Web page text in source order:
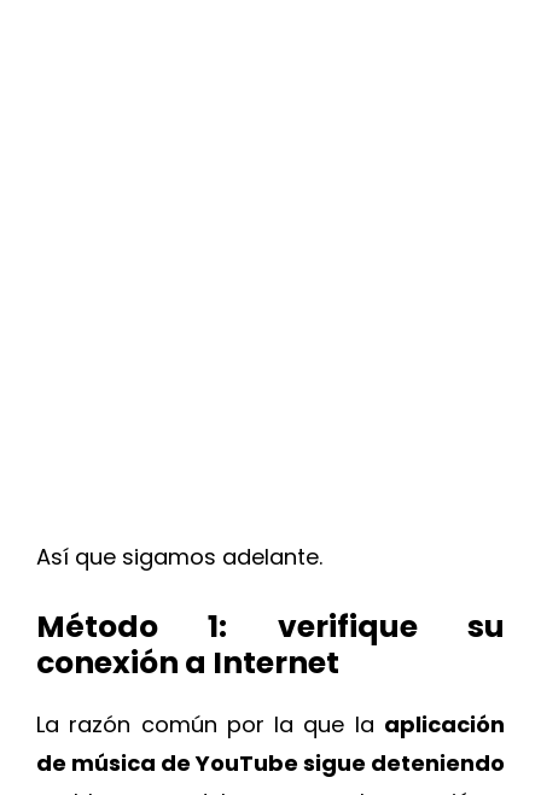
Así que sigamos adelante.
Método 1: verifique su
conexión a Internet
La razón común por la que la aplicación
de música de YouTube sigue deteniendo